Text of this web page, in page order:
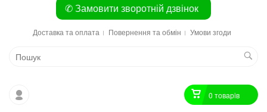
✆ Замовити зворотній дзвінок
Доставка та оплата Повернення та обмін Умови згоди
0 товарiв